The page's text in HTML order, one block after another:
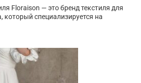
Floraison — это бренд текстиля для
который специализируется на